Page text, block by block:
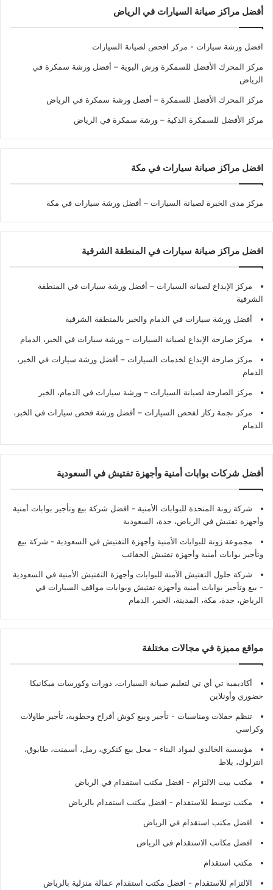
أفضل مراكز صيانة السيارات في الرياض
افضل ورشة سيارات - مركز افحص لصيانة السيارات
مركز المحرك الأفضل للسمكرة ورش البوية – أفضل ورشة سمكرة في
الرياض
مركز المحرك الأفضل للسمكرة – أفضل ورشة سمكرة في الرياض
مركز الأفضل للسمكرة الذكية – ورشة سمكرة في الرياض
افضل مراكز صيانة سيارات في مكة
مركز مدى الخبرة لصيانة السيارات – أفضل ورشة سيارات في مكة
افضل مراكز صيانة سيارات في المنطقة الشرقية
مركز الإبداع لصيانة السيارات – أفضل ورشة سيارات في المنطقة
الشرقية
أفضل ورشة سيارات في الدمام والخبر بالمنطقة الشرقية
مركز صارحة الإبداع لصيانة السيارات – ورشة سيارات في الخبر، الدمام
مركز صارحة الإبداع لخدمات السيارات – أفضل ورشة سيارات في الخبر،
الدمام
مركز الصارحة لصيانة السيارات – ورشة سيارات في الدمام، الخبر
مركز نجمة ركاز لفحص السيارات – أفضل ورشة فحص سيارات في الخبر،
الدمام
أفضل شركات بوابات أمنية وأجهزة تفتيش في السعودية
شركة زونة المتحدة للبوابات الأمنية - افضل شركة بيع وتأجير بوابات أمنية
وأجهزة تفتيش في الرياض، جدة، السعودية
مجموعة زونة للبوابات الأمنية وأجهزة التفتيش في السعودية - شركة بيع
وتأجير بوابات أمنية وأجهزة تفتيش الحقائب
شركة حلول التفتيش الآمنة للبوابات وأجهزة التفتيش الأمنية في السعودية
- بيع وتأجير بوابات أمنية وأجهزة تفتيش وبوابات مواقف السيارات في
الرياض، جدة، مكة، المدينة، الخبر، الدمام
مواقع مميزة في مجالات مختلفة
أكاديمية تي أي تي لتعليم صيانة السيارات، دورات وكورسات ميكانيكا
حضوري وأونلاين
تنظم حفلات ومناسبات - تأجير وبيع كوش أفراح وخطوبة، تأجير طاولات
وكراسي
مؤسسة الخالدي لمواد البناء - محل بيع كنكري، رمل، أسمنت، طابوق،
انترلوك، بلاط
مكتب بيت الالتزام - افضل مكتب استقدام في الرياض
مكتب توسط للاستقدام - افضل مكتب استقدام بالرياض
افضل مكتب استقدام في الرياض
افضل مكاتب الاستقدام في الرياض
مكتب استقدام
الالتزام للاستقدام - افضل مكتب استقدام عمالة منزلية بالرياض